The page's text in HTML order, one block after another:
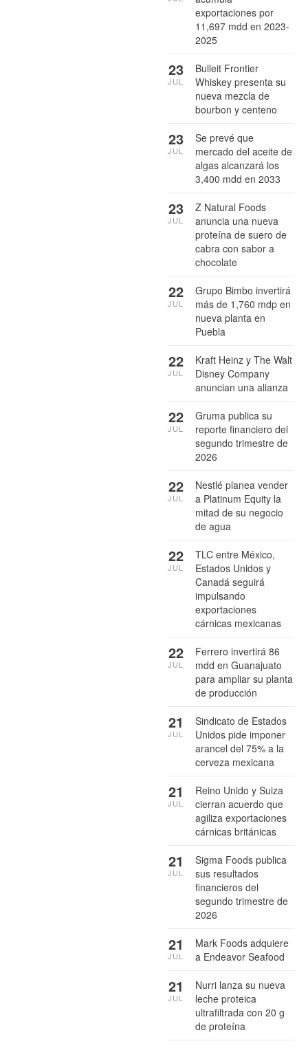
exportaciones por
11,697 mdd en 2023-
2025
Bulleit Frontier
Whiskey presenta su
nueva mezcla de
bourbon y centeno
23
JUL
Se prevé que
mercado del aceite de
algas alcanzará los
3,400 mdd en 2033
23
JUL
Z Natural Foods
anuncia una nueva
proteína de suero de
cabra con sabor a
chocolate
23
JUL
Grupo Bimbo invertirá
más de 1,760 mdp en
nueva planta en
Puebla
22
JUL
Kraft Heinz y The Walt
Disney Company
anuncian una alianza
22
JUL
Gruma publica su
reporte financiero del
segundo trimestre de
2026
22
JUL
Nestlé planea vender
a Platinum Equity la
mitad de su negocio
de agua
22
JUL
TLC entre México,
Estados Unidos y
Canadá seguirá
impulsando
exportaciones
cárnicas mexicanas
22
JUL
Ferrero invertirá 86
mdd en Guanajuato
para ampliar su planta
de producción
22
JUL
Sindicato de Estados
Unidos pide imponer
arancel del 75% a la
cerveza mexicana
21
JUL
Reino Unido y Suiza
cierran acuerdo que
agiliza exportaciones
cárnicas británicas
21
JUL
Sigma Foods publica
sus resultados
financieros del
segundo trimestre de
2026
21
JUL
Mark Foods adquiere
a Endeavor Seafood
21
JUL
Nurri lanza su nueva
leche proteica
ultrafiltrada con 20 g
de proteína
21
JUL